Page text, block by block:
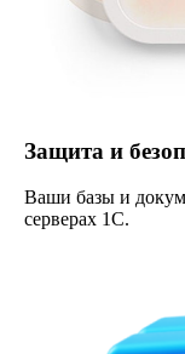
Защита и
Ваши базы и
серверах 1С.